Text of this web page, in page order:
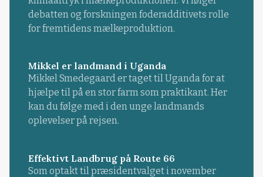
debatten og forskningen foderadditivets rolle
for fremtidens mælkeproduktion.
Mikkel er landmand i Uganda
Mikkel Smedegaard er taget til Uganda for at
hjælpe til på en stor farm som praktikant. Her
kan du følge med i den unge landmands
oplevelser på rejsen.
Effektivt Landbrug på Route 66
Som optakt til præsidentvalget i november